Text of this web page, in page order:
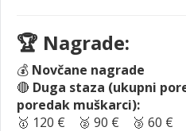
🏆 Nagrade:
💰 Novčane nagrade
🔴 Duga staza (ukupni
poredak muškarci):
🥇 120 € 🥈 90 € 🥉 60 €